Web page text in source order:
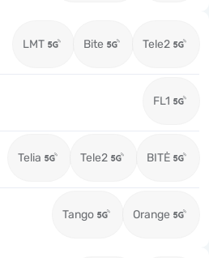
LMT Bite Tele2
FL1
Telia Tele2 BITĖ
Tango Orange